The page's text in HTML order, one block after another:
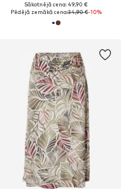
Sākotnējā cena: 49,90 €
Pēdējā zemākā cena:34,90 €-10%